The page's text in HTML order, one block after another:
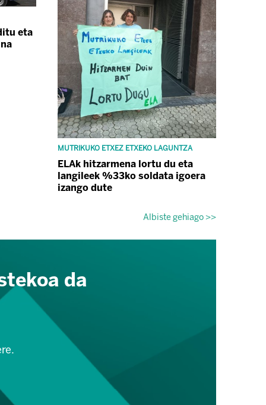
eta
MUTRIKUKO ETXEZ ETXEKO LAGUNTZA
ELAk hitzarmena lortu du eta
langileek %33ko soldata igoera
izango dute
Albiste gehiago >>
da